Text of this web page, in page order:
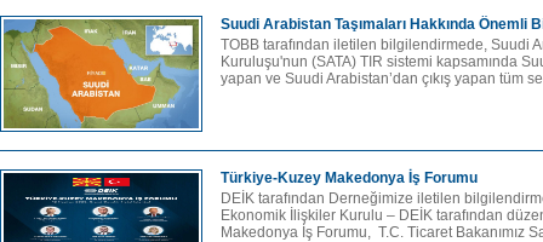
Suudi Arabistan Taşımaları Hakkında Önemli
TOBB tarafından iletilen bilgilendirmede, Suudi
Kuruluşu'nun (SATA) TIR sistemi kapsamında
yapan ve Suudi Arabistan’dan çıkış yapan tüm
Türkiye-Kuzey Makedonya İş Forumu
DEİK tarafından Derneğimize iletilen
Ekonomik İlişkiler Kurulu – DEİK tarafından
Makedonya İş Forumu, T.C. Ticaret Bakanımız